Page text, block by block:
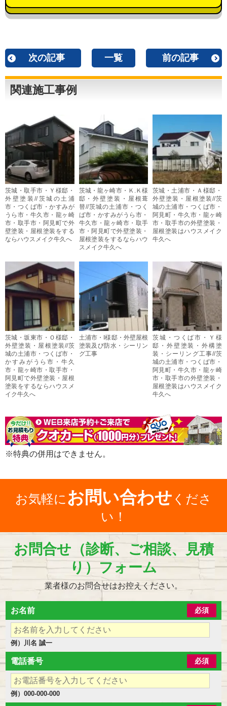
次の記事 一覧 前の記事
関連施工事例
茨城・取手市・Ｙ様邸・
外壁塗装//茨城の土浦
市・つくば市・かすみが
うら市・牛久市・龍ヶ崎
市・取手市・阿見町で外
壁塗装・屋根塗装をする
ならハウスメイク牛久へ
茨城・龍ヶ崎市・Ｋ.Ｋ様
邸・外壁塗装・屋根葺
替//茨城の土浦市・つく
ば市・かすみがうら市・
牛久市・龍ヶ崎市・取手
市・阿見町で外壁塗装・
屋根塗装をするならハウ
スメイク牛久へ
茨城・土浦市・Ａ様邸・
外壁塗装・屋根塗装//茨
城の土浦市・つくば市・
阿見町・牛久市・龍ヶ崎
市・取手市の外壁塗装・
屋根塗装はハウスメイク
牛久へ
茨城・坂東市・Ｏ様邸・
外壁塗装・屋根塗装//茨
城の土浦市・つくば市・
かすみがうら市・牛久
市・龍ヶ崎市・取手市・
阿見町で外壁塗装・屋根
塗装をするならハウスメ
イク牛久へ
土浦市・I様邸・外壁屋根
塗装及び防水・シーリン
グ工事
茨城・つくば市・Ｙ様
邸・外壁塗装・外構塗
装・シーリング工事//茨
城の土浦市・つくば市・
阿見町・牛久市・龍ヶ崎
市・取手市の外壁塗装・
屋根塗装はハウスメイク
牛久へ
※特典の併用はできません。
お気軽に お問い合わせ くださ
い！
お問合せ（診断、ご相談、見積
り）フォーム
業者様のお問合せはお控えください。
お名前 必須
例）川名 誠一
電話番号 必須
例）000-000-000